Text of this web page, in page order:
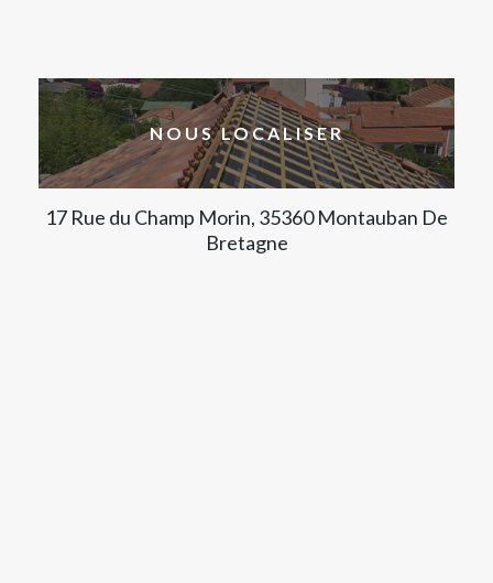
NOUS LOCALISER
17 Rue du Champ Morin, 35360 Montauban De
Bretagne